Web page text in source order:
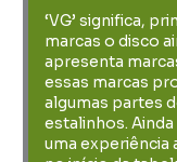
‘VG’ significa,
marcas o disco
apresenta
essas marcas
algumas partes
estalinhos. Ainda
uma experiência